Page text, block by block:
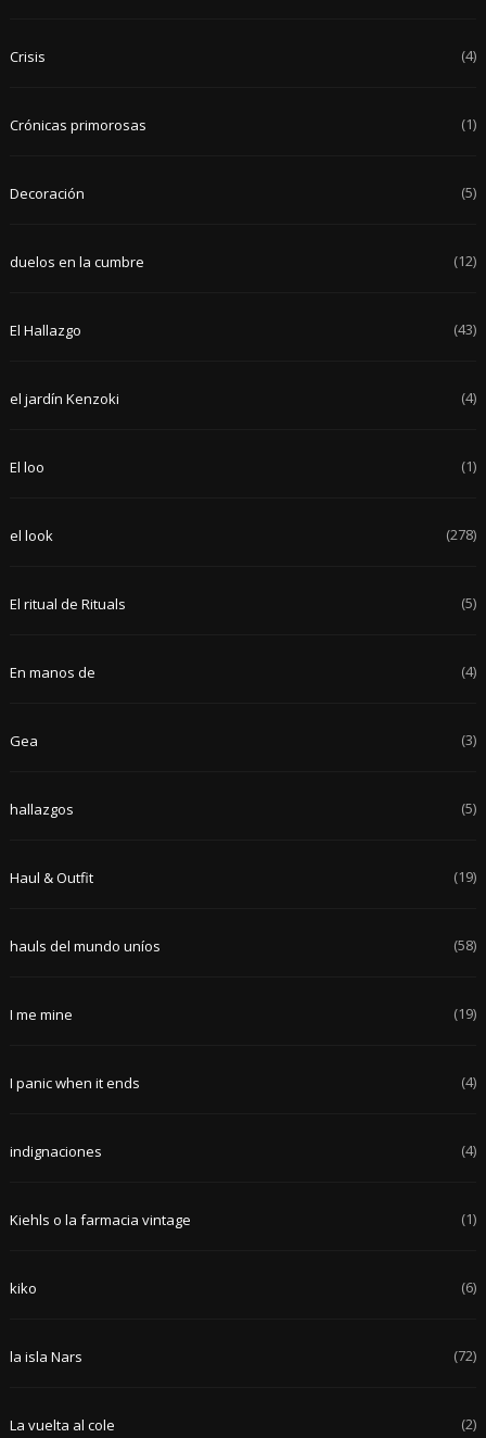
Crisis (4)
Crónicas primorosas (1)
Decoración (5)
duelos en la cumbre (12)
El Hallazgo (43)
el jardín Kenzoki (4)
El loo (1)
el look (278)
El ritual de Rituals (5)
En manos de (4)
Gea (3)
hallazgos (5)
Haul & Outfit (19)
hauls del mundo uníos (58)
I me mine (19)
I panic when it ends (4)
indignaciones (4)
Kiehls o la farmacia vintage (1)
kiko (6)
la isla Nars (72)
La vuelta al cole (2)